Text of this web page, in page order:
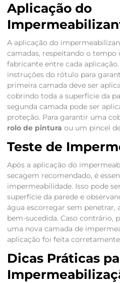
Aplicação do
A aplicação do
camadas, respeitando o tempo
fabricante entre cada
instruções do rótulo para
primeira camada deve ser
cobrindo toda a superfície da
segunda camada pode ser
proteção. Para garantir uma
rolo de pintura ou um pincel
Teste de
Após a aplicação do
secagem recomendado, é
impermeabilidade. Isso pode
superfície da parede e
água escorregar sem penetrar,
bem-sucedida. Caso contrário,
uma nova camada de
aplicação foi feita
Dicas Práticas